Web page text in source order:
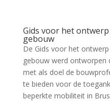
Gids voor het
gebouw
De Gids voor het
gebouw werd ontworpen
met als doel de
te bieden voor de
beperkte mobiliteit in